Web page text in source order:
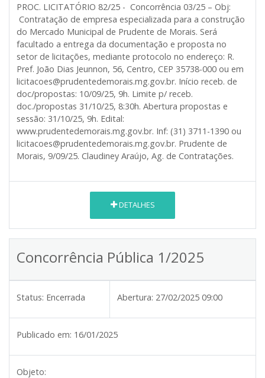
PROC. LICITATÓRIO 82/25 - Concorrência 03/25 – Obj:
Contratação de empresa especializada para a construção
do Mercado Municipal de Prudente de Morais. Será
facultado a entrega da documentação e proposta no
setor de licitações, mediante protocolo no endereço: R.
Pref. João Dias Jeunnon, 56, Centro, CEP 35738-000 ou em
licitacoes@prudentedemorais.mg.gov.br. Início receb. de
doc/propostas: 10/09/25, 9h. Limite p/ receb.
doc./propostas 31/10/25, 8:30h. Abertura propostas e
sessão: 31/10/25, 9h. Edital:
www.prudentedemorais.mg.gov.br. Inf: (31) 3711-1390 ou
licitacoes@prudentedemorais.mg.gov.br. Prudente de
Morais, 9/09/25. Claudiney Araújo, Ag. de Contratações.
DETALHES
Concorrência Pública 1/2025
Status: Encerrada Abertura: 27/02/2025 09:00
Publicado em: 16/01/2025
Objeto: